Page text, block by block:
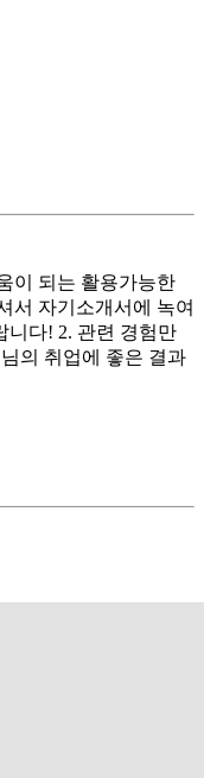
이 되는 활용가능한
서 자기소개서에 녹여
니다! 2. 관련 경험만
의 취업에 좋은 결과